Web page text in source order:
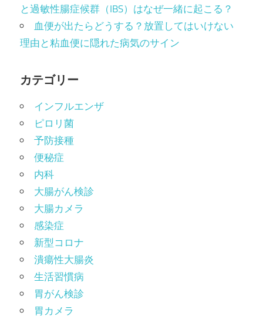
と過敏性腸症候群（IBS）はなぜ一緒に起こる？
血便が出たらどうする？放置してはいけない
理由と粘血便に隠れた病気のサイン
カテゴリー
インフルエンザ
ピロリ菌
予防接種
便秘症
内科
大腸がん検診
大腸カメラ
感染症
新型コロナ
潰瘍性大腸炎
生活習慣病
胃がん検診
胃カメラ